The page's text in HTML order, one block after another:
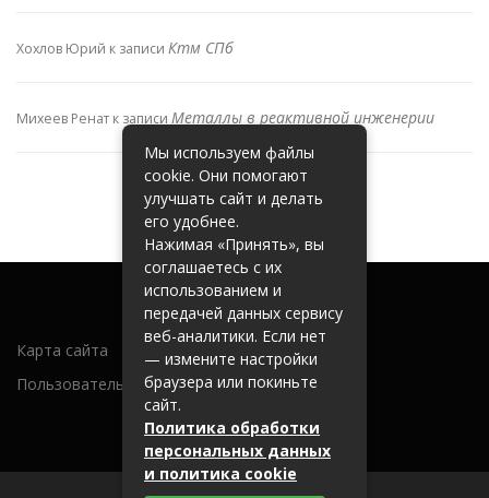
Хохлов Юрий к записи Ктм СПб
Михеев Ренат к записи Металлы в реактивной инженерии
Карта сайта
Пользовательское соглашение
Мы используем файлы
cookie. Они помогают
улучшать сайт и делать
его удобнее.
Нажимая «Принять», вы
соглашаетесь с их
использованием и
передачей данных сервису
веб-аналитики. Если нет
— измените настройки
браузера или покиньте
сайт.
Политика обработки
персональных данных
и политика cookie